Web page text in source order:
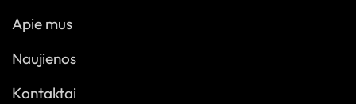
Apie mus
Naujienos
Kontaktai